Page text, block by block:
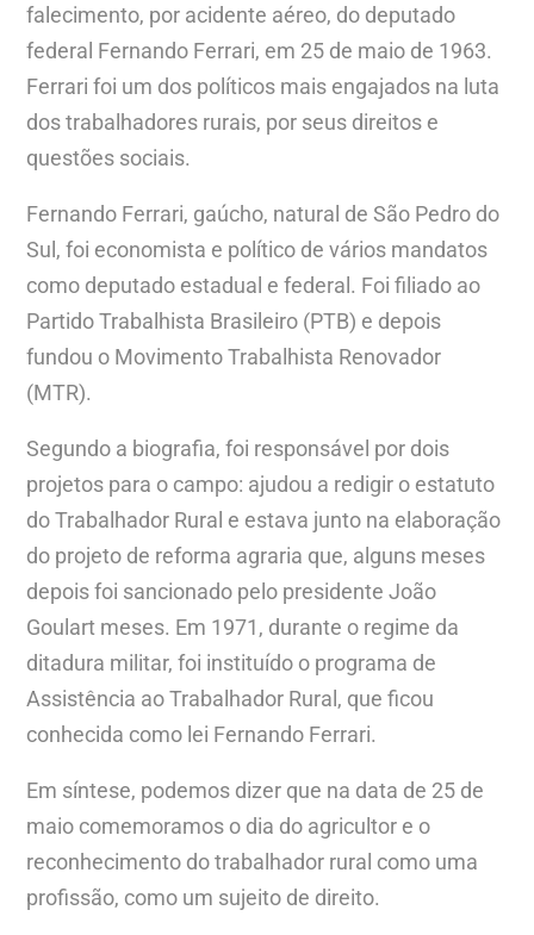
falecimento, por acidente aéreo, do deputado
federal Fernando Ferrari, em 25 de maio de 1963.
Ferrari foi um dos políticos mais engajados na luta
dos trabalhadores rurais, por seus direitos e
questões sociais.
Fernando Ferrari, gaúcho, natural de São Pedro do
Sul, foi economista e político de vários mandatos
como deputado estadual e federal. Foi filiado ao
Partido Trabalhista Brasileiro (PTB) e depois
fundou o Movimento Trabalhista Renovador
(MTR).
Segundo a biografia, foi responsável por dois
projetos para o campo: ajudou a redigir o estatuto
do Trabalhador Rural e estava junto na elaboração
do projeto de reforma agraria que, alguns meses
depois foi sancionado pelo presidente João
Goulart meses. Em 1971, durante o regime da
ditadura militar, foi instituído o programa de
Assistência ao Trabalhador Rural, que ficou
conhecida como lei Fernando Ferrari.
Em síntese, podemos dizer que na data de 25 de
maio comemoramos o dia do agricultor e o
reconhecimento do trabalhador rural como uma
profissão, como um sujeito de direito.